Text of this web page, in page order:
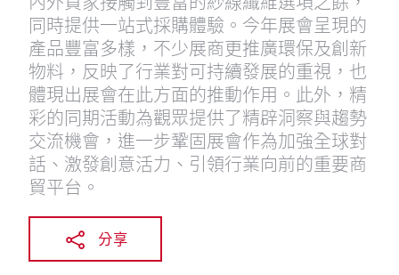
同時提供一站式採購體驗。今年展會呈現的
產品豐富多樣，不少展商更推廣環保及創新
物料，反映了行業對可持續發展的重視，也
體現出展會在此方面的推動作用。此外，精
彩的同期活動為觀眾提供了精辟洞察與趨勢
交流機會，進一步鞏固展會作為加強全球對
話、激發創意活力、引領行業向前的重要商
貿平台。
分享